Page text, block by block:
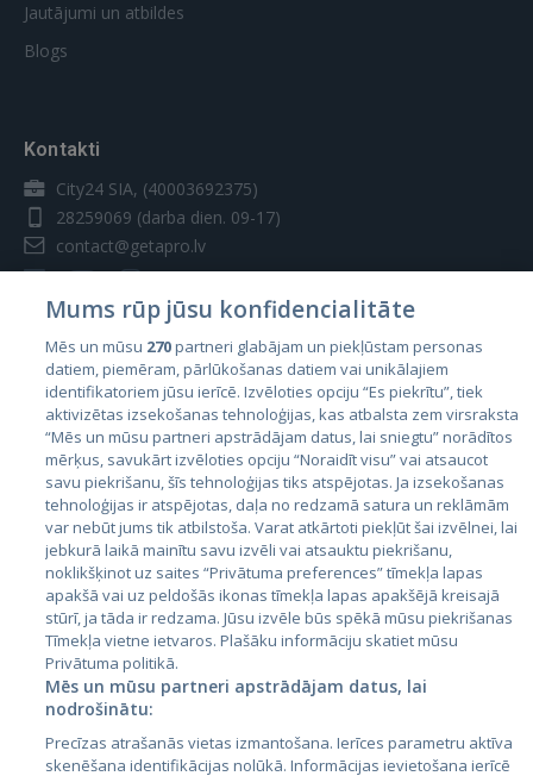
Jautājumi un atbildes
Blogs
Kontakti
City24 SIA, (40003692375)
28259069 (darba dien. 09-17)
contact@getapro.lv
Valstis
Igaunija
Latvija
Lietuva
City24.lv
City24.ee
Kainos.lt
Mums rūp jūsu konfidencialitāte
Mēs un mūsu 270partneri glabājam un piekļūstam personas
datiem, piemēram, pārlūkošanas datiem vai unikālajiem
identifikatoriem jūsu ierīcē. Izvēloties opciju “Es piekrītu”, tiek
aktivizētas izsekošanas tehnoloģijas, kas atbalsta zem virsraksta
“Mēs un mūsu partneri apstrādājam datus, lai sniegtu” norādītos
mērķus, savukārt izvēloties opciju “Noraidīt visu” vai atsaucot
savu piekrišanu, šīs tehnoloģijas tiks atspējotas. Ja izsekošanas
tehnoloģijas ir atspējotas, daļa no redzamā satura un reklāmām
var nebūt jums tik atbilstoša. Varat atkārtoti piekļūt šai izvēlnei, lai
jebkurā laikā mainītu savu izvēli vai atsauktu piekrišanu,
noklikšķinot uz saites “Privātuma preferences” tīmekļa lapas
apakšā vai uz peldošās ikonas tīmekļa lapas apakšējā kreisajā
stūrī, ja tāda ir redzama. Jūsu izvēle būs spēkā mūsu piekrišanas
Tīmekļa vietne ietvaros. Plašāku informāciju skatiet mūsu
Privātuma politikā.
Mēs un mūsu partneri apstrādājam datus, lai
nodrošinātu:
Precīzas atrašanās vietas izmantošana. Ierīces parametru aktīva
skenēšana identifikācijas nolūkā. Informācijas ievietošana ierīcē